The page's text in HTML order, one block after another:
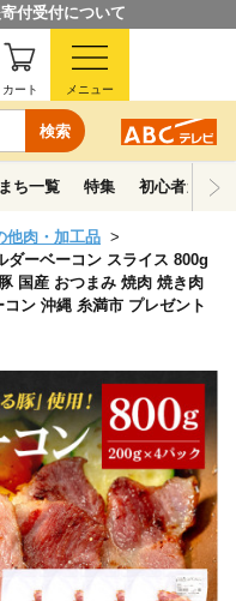
付受付について
検索
カート メニュー
まち一覧 特集 初心者ガイド
他肉・加工品
ダーベーコン スライス 800g
国産 おつまみ 焼肉 焼き肉
ン 沖縄 糸満市 プレゼント